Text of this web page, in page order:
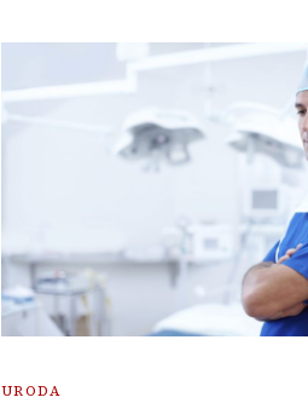
URODA